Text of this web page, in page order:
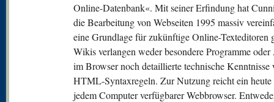
Online-Datenbank«. Mit seiner Erfindung hat
die Bearbeitung von Webseiten 1995 massiv
eine Grundlage für zukünftige Online-Texteditoren
Wikis verlangen weder besondere Programme
im Browser noch detaillierte technische
HTML-Syntaxregeln. Zur Nutzung reicht ein heute
jedem Computer verfügbarer Webbrowser.